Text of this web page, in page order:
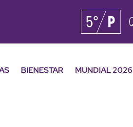
BIENESTAR
MUNDIAL 2026